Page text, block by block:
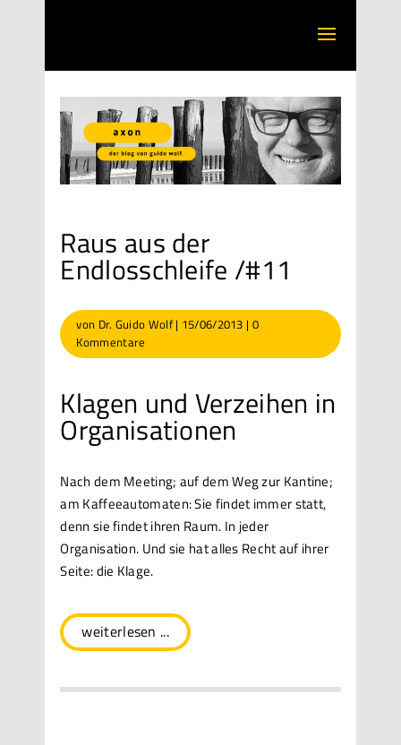
Raus aus der
Endlosschleife /#11
von Dr. Guido Wolf| 15/06/2013 | 0
Kommentare
Klagen und Verzeihen in
Organisationen
Nach dem Meeting; auf dem Weg zur Kantine;
am Kaffeeautomaten: Sie findet immer statt,
denn sie findet ihren Raum. In jeder
Organisation. Und sie hat alles Recht auf ihrer
Seite: die Klage.
weiterlesen ...